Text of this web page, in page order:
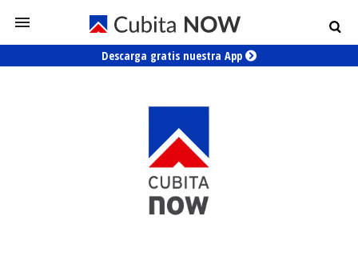
Descarga gratis nuestra App